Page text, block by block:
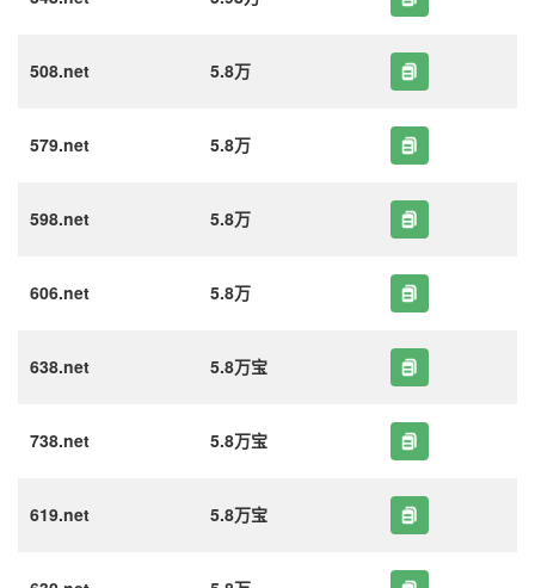
508.net 5.8万
579.net 5.8万
598.net 5.8万
606.net 5.8万
638.net 5.8万宝
738.net 5.8万宝
619.net 5.8万宝